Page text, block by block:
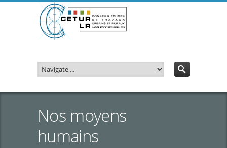
Nos moyens
humains